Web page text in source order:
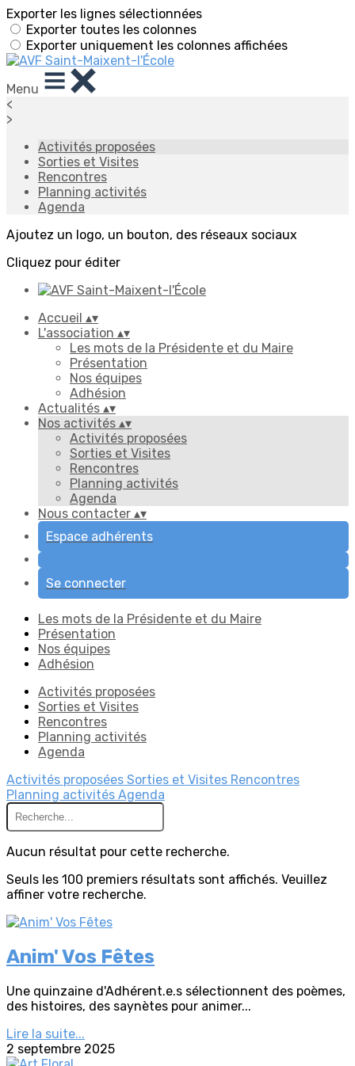
Exporter les lignes sélectionnées
Exporter toutes les colonnes
Exporter uniquement les colonnes affichées
Menu
<
>
Activités proposées
Sorties et Visites
Rencontres
Planning activités
Agenda
Ajoutez un logo, un bouton, des réseaux sociaux
Cliquez pour éditer
Accueil ▴▾
L'association ▴▾
Les mots de la Présidente et du Maire
Présentation
Nos équipes
Adhésion
Actualités ▴▾
Nos activités ▴▾
Activités proposées
Sorties et Visites
Rencontres
Planning activités
Agenda
Nous contacter ▴▾
Espace adhérents
Se connecter
Les mots de la Présidente et du Maire
Présentation
Nos équipes
Adhésion
Activités proposées
Sorties et Visites
Rencontres
Planning activités
Agenda
Activités proposées Sorties et Visites Rencontres
Planning activités Agenda
Aucun résultat pour cette recherche.
Seuls les 100 premiers résultats sont affichés. Veuillez
affiner votre recherche.
Anim' Vos Fêtes
Une quinzaine d'Adhérent.e.s sélectionnent des poèmes,
des histoires, des saynètes pour animer...
Lire la suite...
2 septembre 2025